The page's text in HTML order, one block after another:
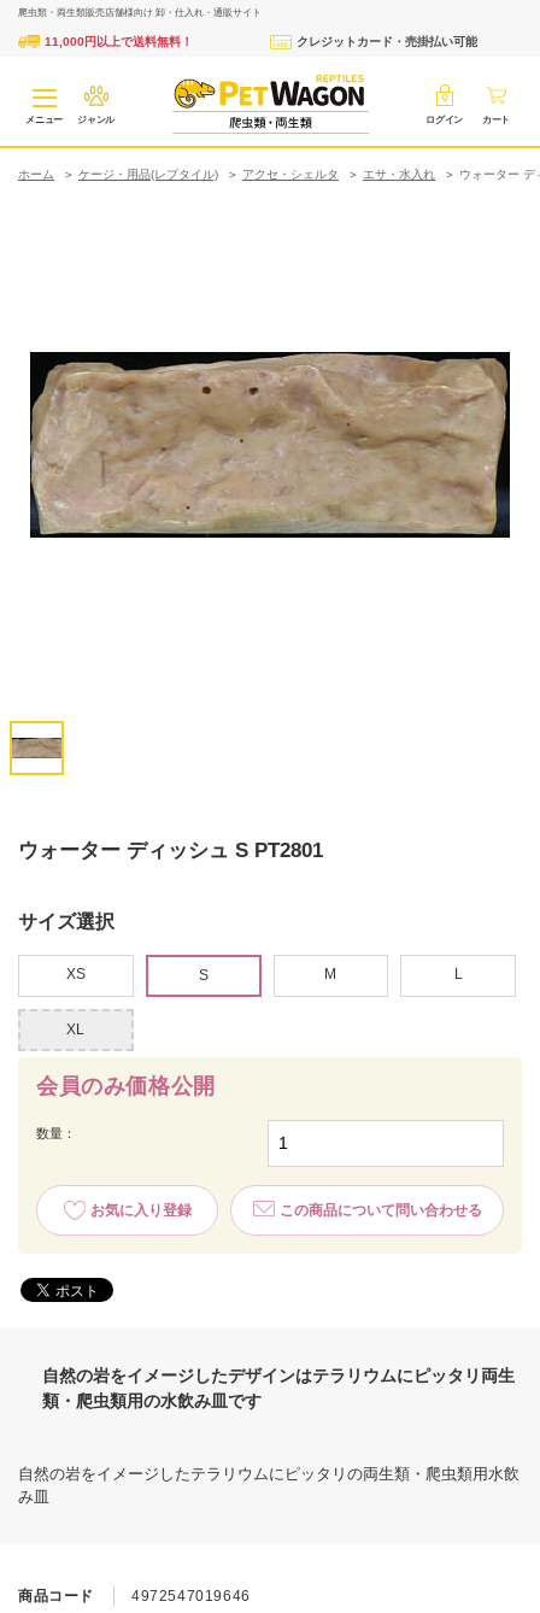
爬虫類・両生類販売店舗様向け 卸・仕入れ・通販サイト
11,000円以上で送料無料！ クレジットカード・売掛払い可能
メニュー ジャンル ログイン カート
ホーム ケージ・用品(レプタイル) アクセ・シェルタ エサ・水入れ ウォーター
ウォーター ディッシュ S PT2801
会員のみ価格公開
数量：
お気に入り登録 この商品について問い合わせる
商品コード 4972547019646
サイズ選択
XS S M L
XL
自然の岩をイメージしたデザインはテラリウムにピッタリ両生
類・爬虫類用の水飲み皿です
自然の岩をイメージしたテラリウムにピッタリの両生類・爬虫類用水飲
み皿